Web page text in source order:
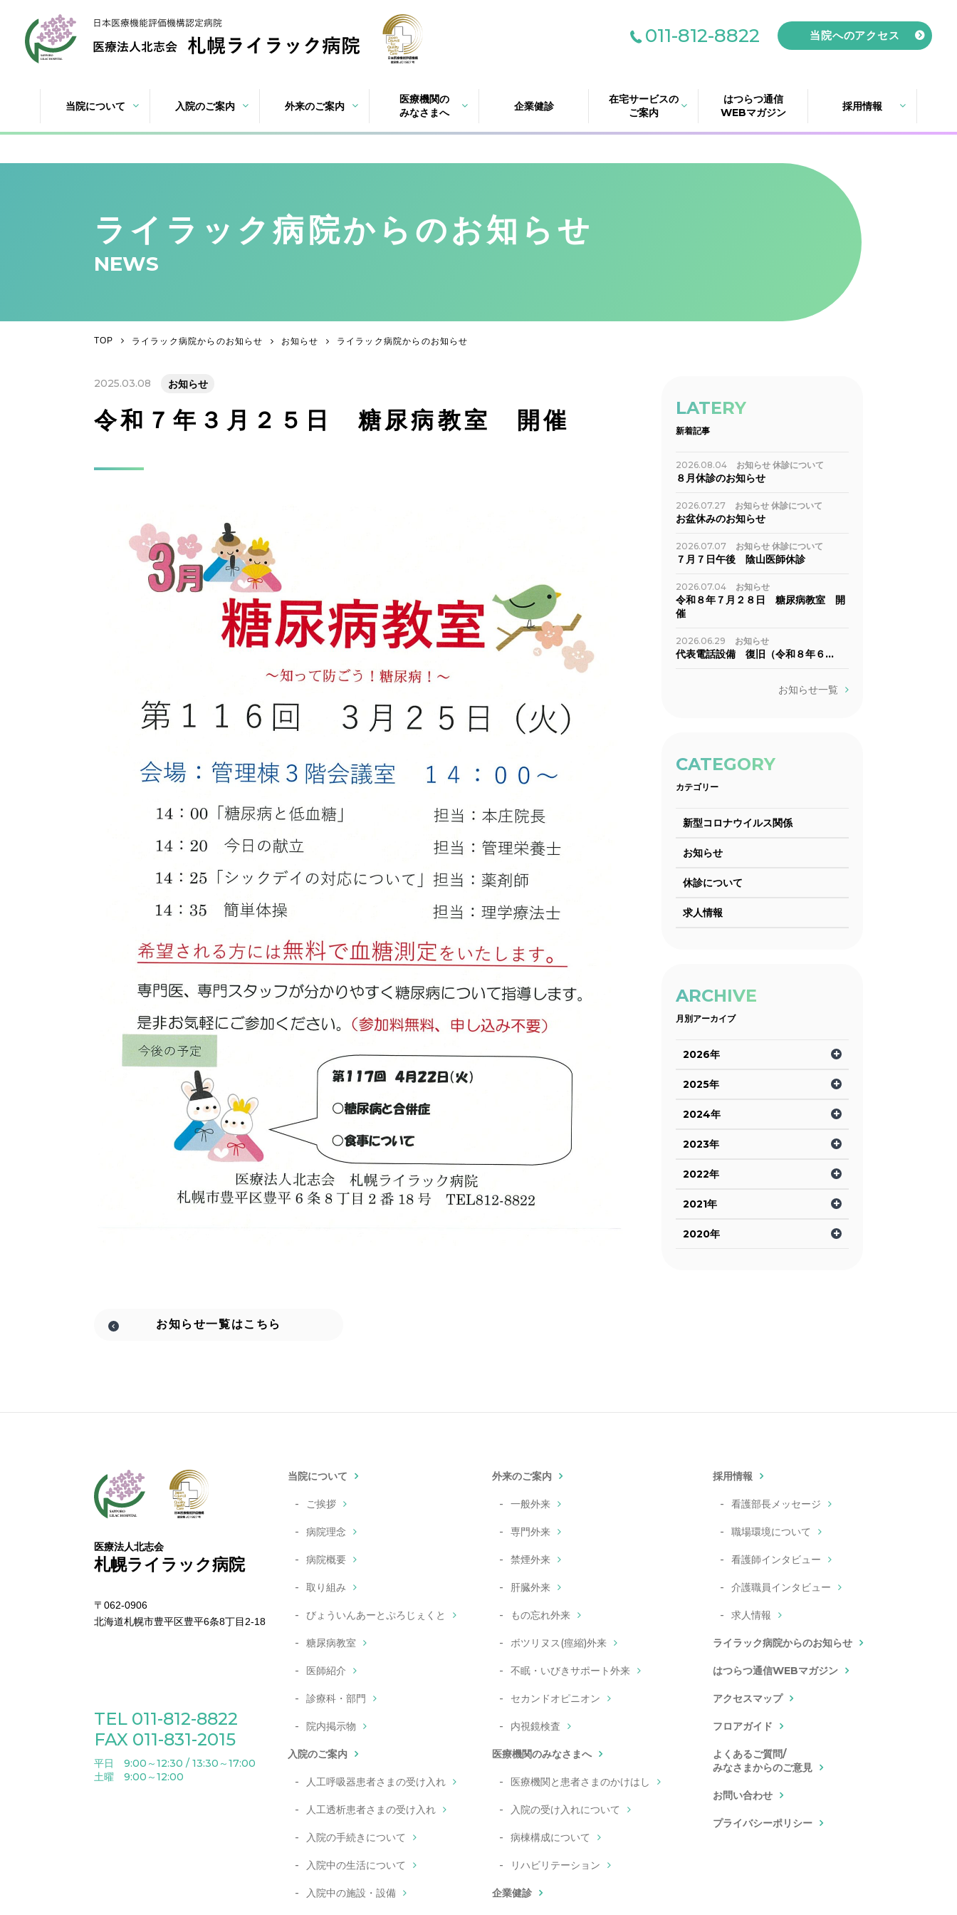
011-812-8822 当院へのアクセス
当院について 入院のご案内 外来のご案内
医療機関の
みなさまへ
企業健診
在宅サービスの
ご案内
はつらつ通信
WEBマガジン
採用情報
ライラック病院からのお知らせ
NEWS
TOP ライラック病院からのお知らせ お知らせ ライラック病院からのお知らせ
2025.03.08 お知らせ
令和７年３月２５日 糖尿病教室 開催
お知らせ一覧はこちら
LATERY
新着記事
2026.08.04 お知らせ 休診について
８月休診のお知らせ
2026.07.27 お知らせ 休診について
お盆休みのお知らせ
2026.07.07 お知らせ 休診について
７月７日午後 陰山医師休診
2026.07.04 お知らせ
令和８年７月２８日 糖尿病教室 開
催
2026.06.29 お知らせ
代表電話設備 復旧（令和８年６…
お知らせ一覧
CATEGORY
カテゴリー
新型コロナウイルス関係
お知らせ
休診について
求人情報
ARCHIVE
月別アーカイブ
2026年
2025年
2024年
2023年
2022年
2021年
2020年
医療法人北志会
札幌ライラック病院
〒062-0906
北海道札幌市豊平区豊平6条8丁目2-18
TEL 011-812-8822
FAX 011-831-2015
平日 9:00～12:30 / 13:30～17:00
土曜 9:00～12:00
当院について
ご挨拶
病院理念
病院概要
取り組み
びょういんあーとぷろじぇくと
糖尿病教室
医師紹介
診療科・部門
院内掲示物
入院のご案内
人工呼吸器患者さまの受け入れ
人工透析患者さまの受け入れ
入院の手続きについて
入院中の生活について
入院中の施設・設備
外来のご案内
一般外来
専門外来
禁煙外来
肝臓外来
もの忘れ外来
ボツリヌス(痙縮)外来
不眠・いびきサポート外来
セカンドオピニオン
内視鏡検査
医療機関のみなさまへ
医療機関と患者さまのかけはし
入院の受け入れについて
病棟構成について
リハビリテーション
企業健診
採用情報
看護部長メッセージ
職場環境について
看護師インタビュー
介護職員インタビュー
求人情報
ライラック病院からのお知らせ
はつらつ通信WEBマガジン
アクセスマップ
フロアガイド
よくあるご質問/
みなさまからのご意見
お問い合わせ
プライバシーポリシー